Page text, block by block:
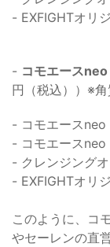
- EXFIGHTオリ
- コモエース
円（税込））※
- コモエースneo
- コモエースneo
- クレンジングオ
- EXFIGHTオリ
このように、コ
やセーレンの直